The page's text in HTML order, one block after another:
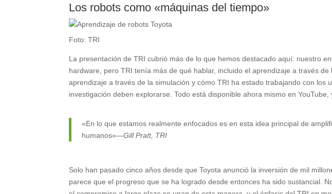
Los robots como «máquinas del tiempo»
Foto: TRI
La presentación de TRI cubrió más de lo que hemos destacado aquí: nuestro
hardware, pero TRI tenía más de qué hablar, incluido el aprendizaje a través
aprendizaje a través de la simulación y cómo TRI ha estado trabajando con los
investigación deben explorarse. Todo está disponible ahora mismo en
«En lo que estamos realmente enfocados es en esta idea principal de
humanos»—Gill Pratt, TRI
Solo han pasado cinco años desde que Toyota anunció la inversión de mil
parece que el progreso que se ha logrado desde entonces ha sido sustancial.